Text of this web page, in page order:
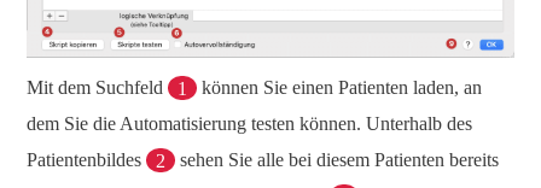
Mit dem Suchfeld 1
können Sie einen Patienten laden, an
dem Sie die Automatisierung testen können. Unterhalb des
Patientenbildes
2
sehen Sie alle bei diesem Patienten bereits